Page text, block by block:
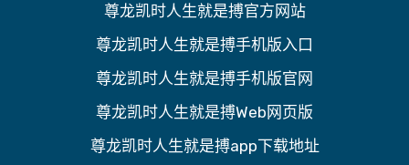
尊龙凯时人生就是搏官方网站
尊龙凯时人生就是搏手机版入口
尊龙凯时人生就是搏手机版官网
尊龙凯时人生就是搏Web网页版
尊龙凯时人生就是搏app下载地址